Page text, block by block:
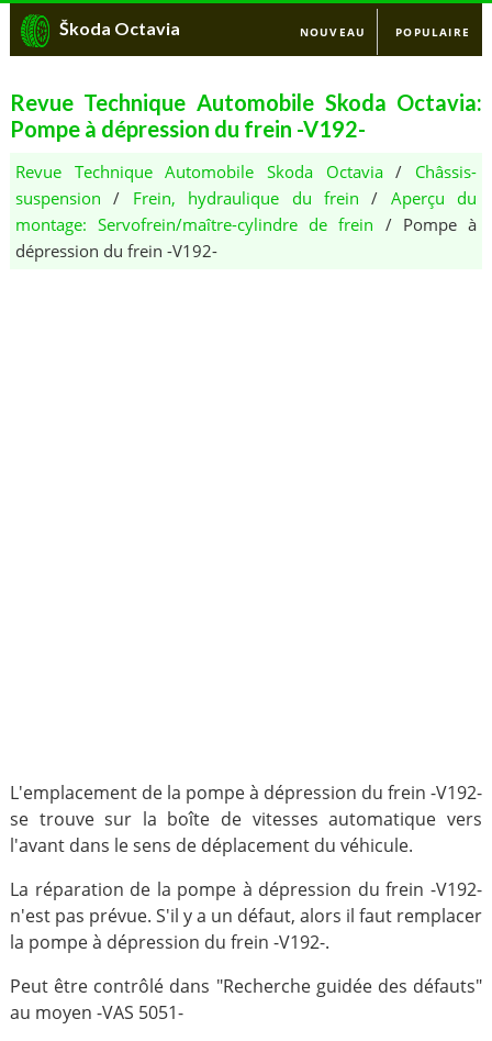
Škoda Octavia NOUVEAU POPULAIRE
Revue Technique Automobile Skoda Octavia:
Pompe à dépression du frein -V192-
Revue Technique Automobile Skoda Octavia/ Châssis-
suspension / Frein, hydraulique du frein / Aperçu du
montage: Servofrein/maître-cylindre de frein / Pompe à
dépression du frein -V192-
L'emplacement de la pompe à dépression du frein -V192-
se trouve sur la boîte de vitesses automatique vers
l'avant dans le sens de déplacement du véhicule.
La réparation de la pompe à dépression du frein -V192-
n'est pas prévue. S'il y a un défaut, alors il faut remplacer
la pompe à dépression du frein -V192-.
Peut être contrôlé dans "Recherche guidée des défauts"
au moyen -VAS 5051-